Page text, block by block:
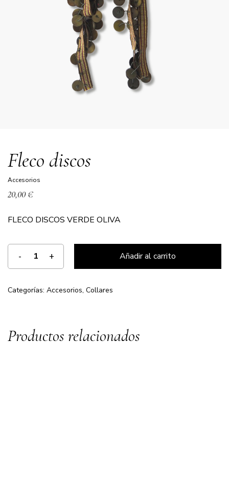
fleco discos
accesorios
20,00 €
FLECO DISCOS VERDE OLIVA
Añadir al carrito
Categorías: Accesorios, Collares
Productos relacionados